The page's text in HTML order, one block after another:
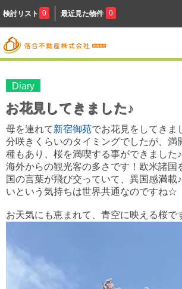
検討リスト 0 最近見た物件 0
Diary
お花見してきました♪
母を連れて新宿御苑でお花見をしてきま
分咲きくらいのタイミングでしたが、満
種もあり、桜を満喫する事ができました
海外からの観光客の多さです！欧米諸国
国の言葉が飛び交っていて、異国感満載
いという気持ちは世界共通なのですね☆
お天気にも恵まれて、青空に映える桜で